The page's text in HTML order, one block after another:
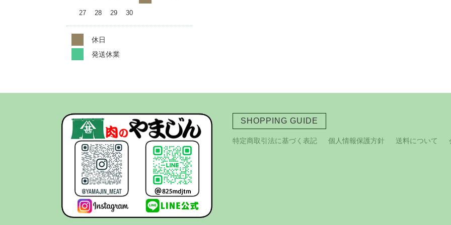
27 28 29 30
休日
発送休業
SHOPPING GUIDE
特定商取引法に基づく表記 個人情報保護方針 送料について